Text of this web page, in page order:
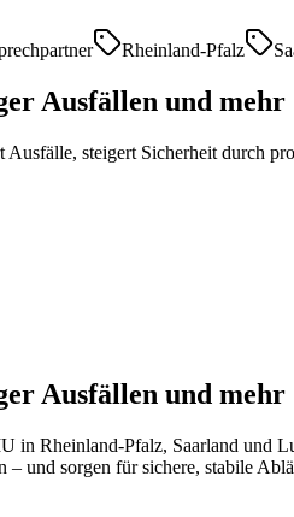
Rheinland-Pfalz
Ausfällen und
steigert Sicherheit durch
Ausfällen und
Rheinland-Pfalz, Saarland und
– und sorgen für sichere, stabile